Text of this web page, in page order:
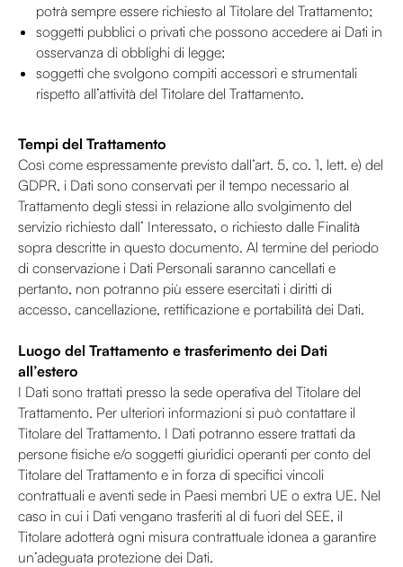
potrà sempre essere richiesto al Titolare del Trattamento;
soggetti pubblici o privati che possono accedere ai Dati in
osservanza di obblighi di legge;
soggetti che svolgono compiti accessori e strumentali
rispetto all’attività del Titolare del Trattamento.
Tempi del Trattamento
Così come espressamente previsto dall’art. 5, co. 1, lett. e) del
GDPR, i Dati sono conservati per il tempo necessario al
Trattamento degli stessi in relazione allo svolgimento del
servizio richiesto dall’ Interessato, o richiesto dalle Finalità
sopra descritte in questo documento. Al termine del periodo
di conservazione i Dati Personali saranno cancellati e
pertanto, non potranno più essere esercitati i diritti di
accesso, cancellazione, rettificazione e portabilità dei Dati.
Luogo del Trattamento e trasferimento dei Dati
all’estero
I Dati sono trattati presso la sede operativa del Titolare del
Trattamento. Per ulteriori informazioni si può contattare il
Titolare del Trattamento. I Dati potranno essere trattati da
persone fisiche e/o soggetti giuridici operanti per conto del
Titolare del Trattamento e in forza di specifici vincoli
contrattuali e aventi sede in Paesi membri UE o extra UE. Nel
caso in cui i Dati vengano trasferiti al di fuori del SEE, il
Titolare adotterà ogni misura contrattuale idonea a garantire
un’adeguata protezione dei Dati.